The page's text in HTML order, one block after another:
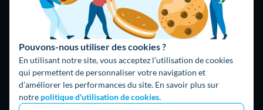
Pouvons-nous utiliser des cookies ?
En utilisant notre site, vous acceptez l’utilisation de cookies
qui permettent de personnaliser votre navigation et
d’améliorer les performances du site. En savoir plus sur
notre politique d'utilisation de cookies.
Fait avec ⚡ par Hello Watt